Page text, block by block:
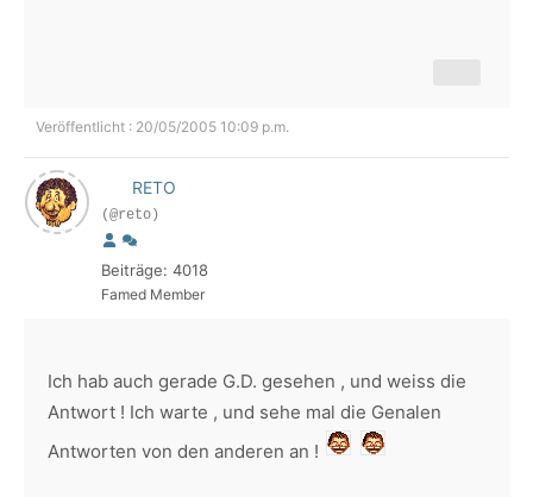
Veröffentlicht : 20/05/2005 10:09 p.m.
RETO
(@reto)
Beiträge: 4018
Famed Member
Ich hab auch gerade G.D. gesehen , und weiss die
Antwort ! Ich warte , und sehe mal die Genalen
Antworten von den anderen an !